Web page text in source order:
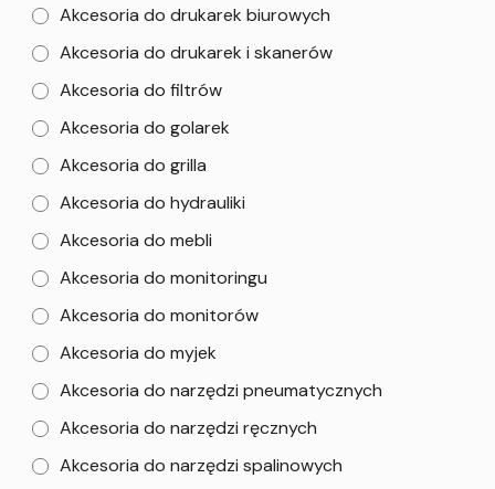
Akcesoria do drukarek biurowych
Akcesoria do drukarek i skanerów
Akcesoria do filtrów
Akcesoria do golarek
Akcesoria do grilla
Akcesoria do hydrauliki
Akcesoria do mebli
Akcesoria do monitoringu
Akcesoria do monitorów
Akcesoria do myjek
Akcesoria do narzędzi pneumatycznych
Akcesoria do narzędzi ręcznych
Akcesoria do narzędzi spalinowych